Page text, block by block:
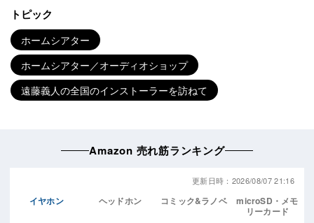
トピック
ホームシアター
ホームシアター／オーディオショップ
遠藤義人の全国のインストーラーを訪ねて